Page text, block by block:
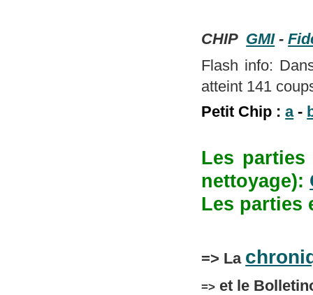
CHIP GMI-
Flash info:
atteint 141
Petit Chip :a-
Les
nettoyage):
Les
=> La
=> et le